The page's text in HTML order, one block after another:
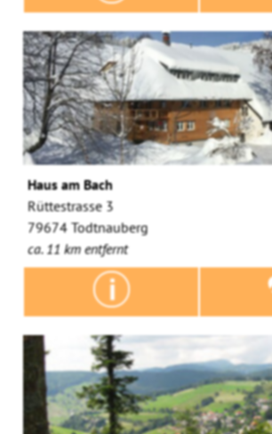
Haus am Bach
Rüttestrasse 3
79674 Todtnauberg
ca. 11 km entfernt